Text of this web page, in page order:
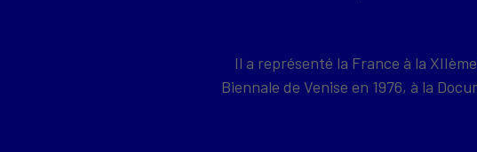
Il a représenté la France à la
Biennale de Venise en 1976, à la